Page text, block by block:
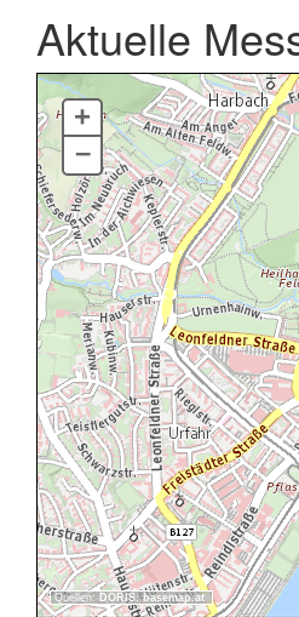
Aktuelle
Quellen: DORIS,basemap.at
+
–